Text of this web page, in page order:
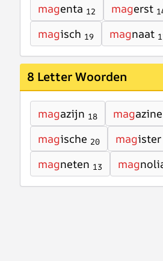
magenta 12 magerst
magisch 19 magnaat
8 Letter Woorden
magazijn 18 magazine
magische 20 magister
magneten 13 mag